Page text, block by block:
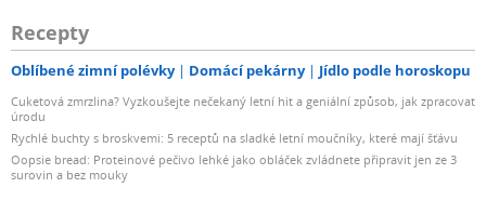
Recepty
Oblíbené zimní polévky Domácí pekárny Jídlo podle horoskopu
Cuketová zmrzlina? Vyzkoušejte nečekaný letní hit a geniální způsob, jak zpracovat
úrodu
Rychlé buchty s broskvemi: 5 receptů na sladké letní moučníky, které mají šťávu
Oopsie bread: Proteinové pečivo lehké jako obláček zvládnete připravit jen ze 3
surovin a bez mouky